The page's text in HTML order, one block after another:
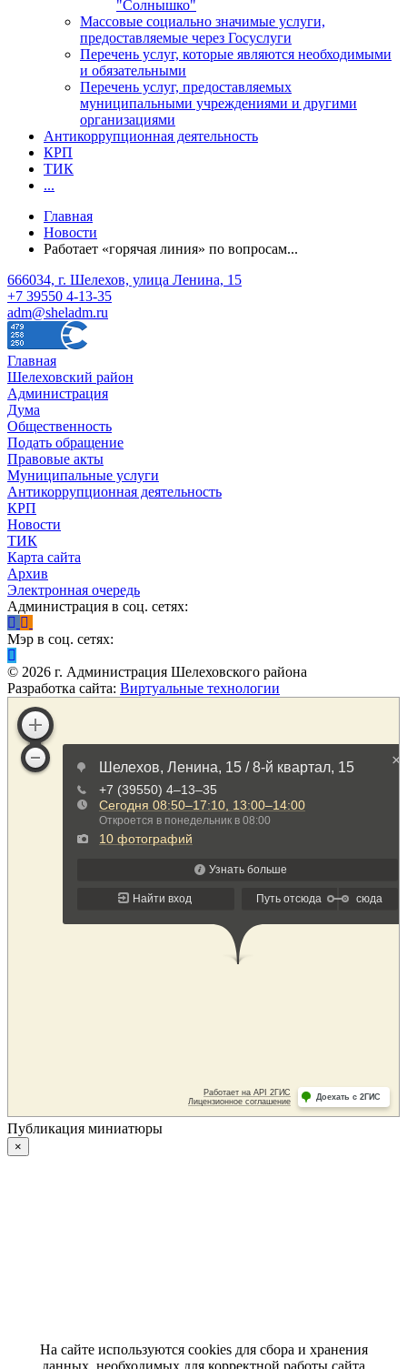
"Солнышко"
Массовые социально значимые услуги,
предоставляемые через Госуслуги
Перечень услуг, которые являются необходимыми
и обязательными
Перечень услуг, предоставляемых
муниципальными учреждениями и другими
организациями
Антикоррупционная деятельность
КРП
ТИК
...
Главная
Новости
Работает «горячая линия» по вопросам...
666034, г. Шелехов, улица Ленина, 15
+7 39550 4-13-35
adm@sheladm.ru
Главная
Шелеховский район
Администрация
Дума
Общественность
Подать обращение
Правовые акты
Муниципальные услуги
Антикоррупционная деятельность
КРП
Новости
ТИК
Карта сайта
Архив
Электронная очередь
Администрация в соц. сетях:
Мэр в соц. сетях:
© 2026 г. Администрация Шелеховского района
Разработка сайта: Виртуальные технологии
Публикация миниатюры
×
На сайте используются cookies для сбора и хранения
данных, необходимых для корректной работы сайта